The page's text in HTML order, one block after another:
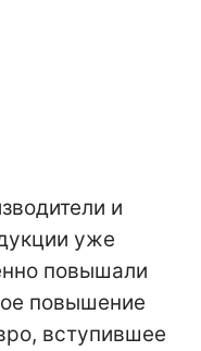
и
уже
повышали
повышение
вступившее